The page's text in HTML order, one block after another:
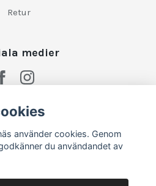
Retur
medier
använder cookies. Genom
du användandet av